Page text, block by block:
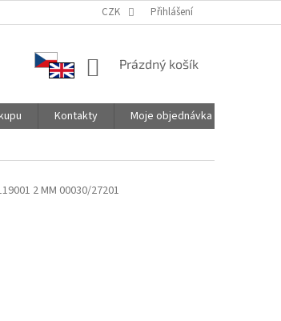
OSOBNÍCH ÚDAJŮ SPOLUPRACUJEME
CZK Přihlášení
NÁKUPNÍ
Prázdný košík
Kontakty
Moje objednávka
2 MM 00030/27201